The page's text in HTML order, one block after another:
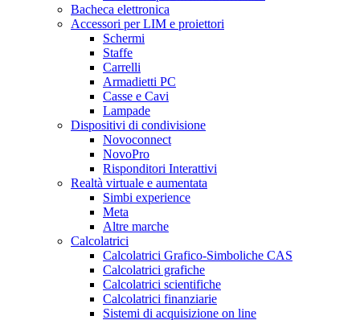
Bacheca elettronica
Accessori per LIM e proiettori
Schermi
Staffe
Carrelli
Armadietti PC
Casse e Cavi
Lampade
Dispositivi di condivisione
Novoconnect
NovoPro
Risponditori Interattivi
Realtà virtuale e aumentata
Simbi experience
Meta
Altre marche
Calcolatrici
Calcolatrici Grafico-Simboliche CAS
Calcolatrici grafiche
Calcolatrici scientifiche
Calcolatrici finanziarie
Sistemi di acquisizione on line